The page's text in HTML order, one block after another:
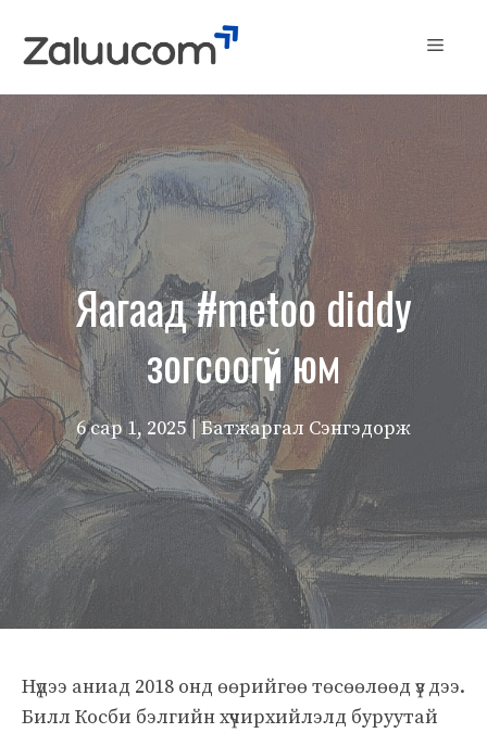
Menu
Яагаад #metoo diddy
зогсоогүй юм
6 сар 1, 2025 | Батжаргал Сэнгэдорж
Нүдээ аниад 2018 онд өөрийгөө төсөөлөөд үз дээ.
Билл Косби бэлгийн хүчирхийлэлд буруутай